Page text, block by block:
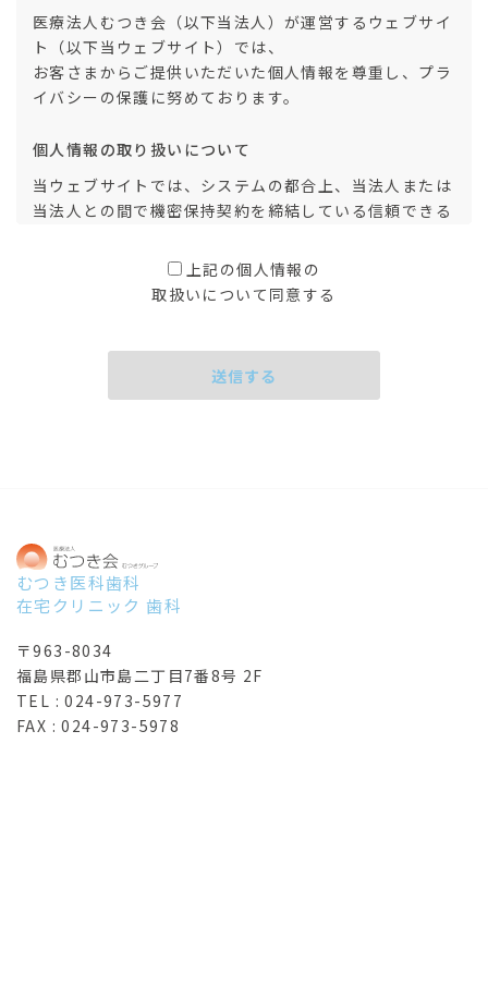
医療法人むつき会（以下当法人）が運営するウェブサイ
ト（以下当ウェブサイト）では、
お客さまからご提供いただいた個人情報を尊重し、プラ
イバシーの保護に努めております。
個人情報の取り扱いについて
当ウェブサイトでは、システムの都合上、当法人または
当法人との間で機密保持契約を締結している信頼できる
使用していますが、お客さまの同意を得ることなく、業
務委託先以外の第三者に開示することはありません。た
は裁判所、警察等の公的機関から開示を求められた場合
レスを以下に挙げる目的で利用することがあります。
IPアドレスで個人を特定することはできませんのでご安
心ください。
決するため。
2）Webサイト管理のため。
上記の個人情報の
取扱いについて同意する
むつき医科歯科
在宅クリニック 歯科
〒963-8034
福島県郡山市島二丁目7番8号 2F
TEL :024-973-5977
FAX : 024-973-5978